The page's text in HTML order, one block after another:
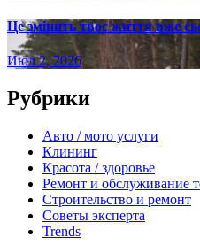
Це змінить твоє життя вже
Июл 2, 2026
Рубрики
Авто / мото услуги
Клининг
Красота / здоровье
Ремонт и обслуживание
Строительство и ремонт
Советы эксперта
Trends